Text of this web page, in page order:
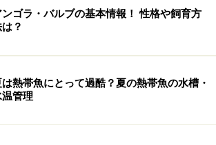
ンゴラ・バルブの基本情報！ 性格や飼育方
？
熱帯魚にとって過酷？夏の熱帯魚の水槽・
温管理